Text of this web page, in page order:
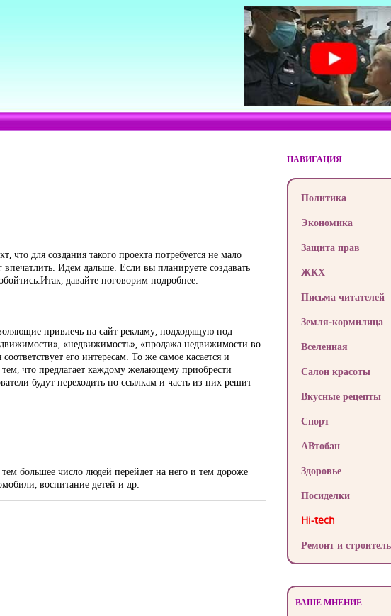
что для создания такого проекта потребуется не мало
впечатлить. Идем дальше. Если вы планируете создавать
давайте поговорим подробнее.
привлечь на сайт рекламу, подходящую под
«недвижимость», «продажа недвижимости во
его интересам. То же самое касается и
что предлагает каждому желающему приобрести
будут переходить по ссылкам и часть из них решит
большее число людей перейдет на него и тем дороже
воспитание детей и др.
НАВИГАЦИЯ
Политика
Экономика
Защита прав
ЖКХ
Письма читателей
Земля-кормилица
Вселенная
Салон красоты
Вкусные рецепты
Спорт
АВтобан
Здоровье
Посиделки
Hi-tech
Ремонт и
ВАШЕ МНЕНИЕ